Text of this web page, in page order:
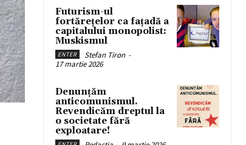
Futurism-ul
fortărețelor ca fațadă a
capitalului monopolist:
Muskismul
ENTER Stefan Tiron -
17 martie 2026
Denunțăm
anticomunismul.
Revendicăm dreptul la
o societate fără
exploatare!